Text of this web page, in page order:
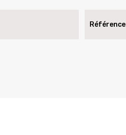
Référence